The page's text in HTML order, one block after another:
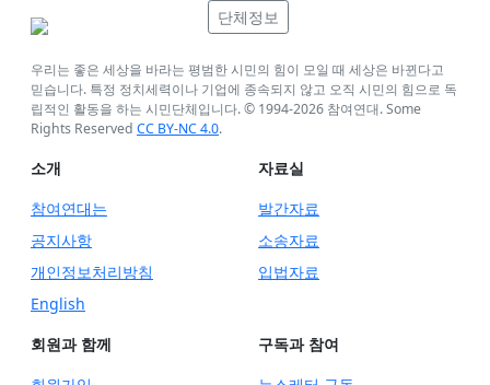
단체정보
우리는 좋은 세상을 바라는 평범한 시민의 힘이 모일 때 세상은 바뀐다고
믿습니다. 특정 정치세력이나 기업에 종속되지 않고 오직 시민의 힘으로 독
립적인 활동을 하는 시민단체입니다. © 1994-2026 참여연대. Some
Rights Reserved CC BY-NC 4.0.
소개
참여연대는
공지사항
개인정보처리방침
English
자료실
발간자료
소송자료
입법자료
회원과 함께
구독과 참여